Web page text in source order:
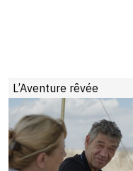
L’Aventure rêvée